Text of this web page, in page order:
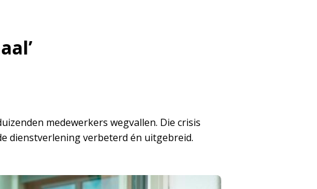
medewerkers wegvallen. Die crisis
dienstverlening verbeterd én uitgebreid.